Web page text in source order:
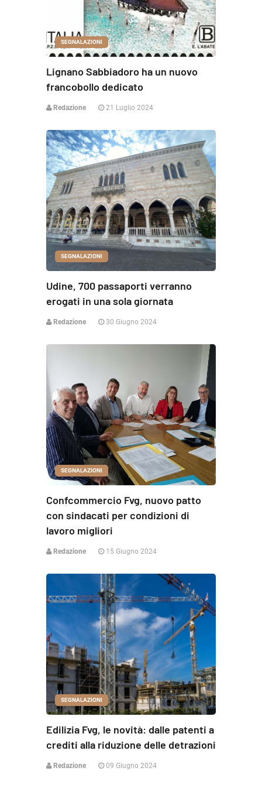
SEGNALAZIONI
Lignano Sabbiadoro ha un nuovo
francobollo dedicato
Redazione 21 Luglio 2024
SEGNALAZIONI
Udine, 700 passaporti verranno
erogati in una sola giornata
Redazione 30 Giugno 2024
SEGNALAZIONI
Confcommercio Fvg, nuovo patto
con sindacati per condizioni di
lavoro migliori
Redazione 15 Giugno 2024
SEGNALAZIONI
Edilizia Fvg, le novità: dalle patenti a
crediti alla riduzione delle detrazioni
Redazione 09 Giugno 2024